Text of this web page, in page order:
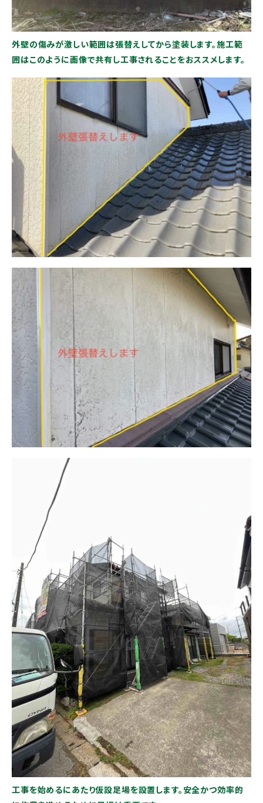
外壁の傷みが激しい範囲は張替えしてから塗装します。施工範
囲はこのように画像で共有し工事されることをおススメします。
工事を始めるにあたり仮設足場を設置します。安全かつ効率的